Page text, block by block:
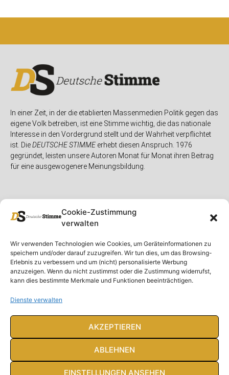
Cookie-Zustimmung
verwalten
Wir verwenden Technologien wie Cookies, um Geräteinformationen zu
speichern und/oder darauf zuzugreifen. Wir tun dies, um das Browsing-
Erlebnis zu verbessern und um (nicht) personalisierte Werbung
anzuzeigen. Wenn du nicht zustimmst oder die Zustimmung widerrufst,
kann dies bestimmte Merkmale und Funktionen beeinträchtigen.
Dienste verwalten
AKZEPTIEREN
ABLEHNEN
EINSTELLUNGEN ANSEHEN
In einer Zeit, in der die etablierten Massenmedien Politik gegen das
eigene Volk betreiben, ist eine Stimme wichtig, die das nationale
Interesse in den Vordergrund stellt und der Wahrheit verpflichtet
ist. DieDEUTSCHE STIMMEerhebt diesen Anspruch. 1976
gegründet, leisten unsere Autoren Monat für Monat ihren Beitrag
für eine ausgewogenere Meinungsbildung.
Unser Magazin
Spenden
Ausgaben
Abonnieren
Rubriken
Deutschland
Ausland
Feuilleton
Rechtliches
Rechtliche Hinweise
Impressum
Datenschutzerklärung